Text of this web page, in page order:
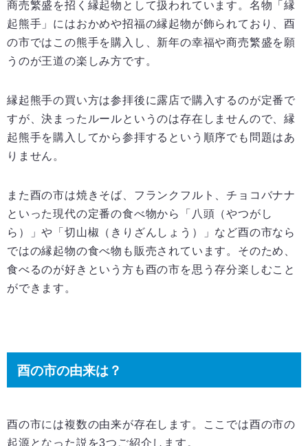
商売繁盛を招く縁起物として扱われています。名物「縁
起熊手」にはおかめや招福の縁起物が飾られており、酉
の市ではこの熊手を購入し、新年の幸福や商売繁盛を願
うのが王道の楽しみ方です。
縁起熊手の買い方は参拝後に露店で購入するのが定番で
すが、決まったルールというのは存在しませんので、縁
起熊手を購入してから参拝するという順序でも問題はあ
りません。
また酉の市は焼きそば、フランクフルト、チョコバナナ
といった現代の定番の食べ物から「八頭（やつがし
ら）」や「切山椒（きりざんしょう）」など酉の市なら
ではの縁起物の食べ物も販売されています。そのため、
食べるのが好きという方も酉の市を思う存分楽しむこと
ができます。
酉の市の由来は？
酉の市には複数の由来が存在します。ここでは酉の市の
起源となった説を3つご紹介します。